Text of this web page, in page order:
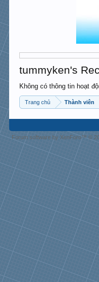
tummyken's
Không có thông tin hoạt
Trang chủ Thành viên
Forum software by XenForo™©